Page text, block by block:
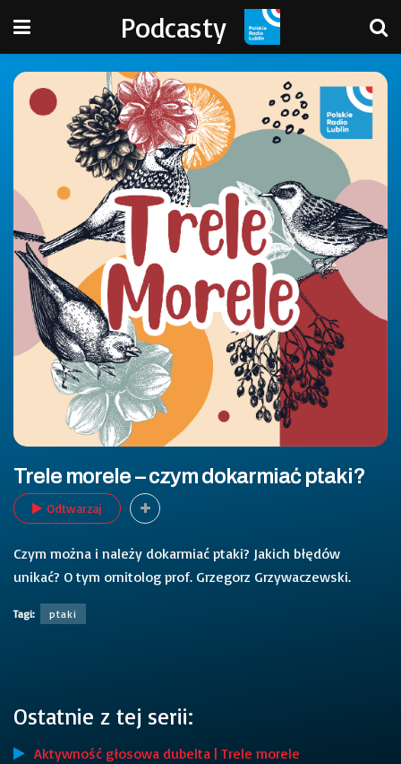
Podcasty
Trele morele – czym dokarmiać ptaki?
Odtwarzaj
Czym można i należy dokarmiać ptaki? Jakich błędów
unikać? O tym ornitolog prof. Grzegorz Grzywaczewski.
Tagi: ptaki
Ostatnie z tej serii:
Aktywność głosowa dubelta | Trele morele